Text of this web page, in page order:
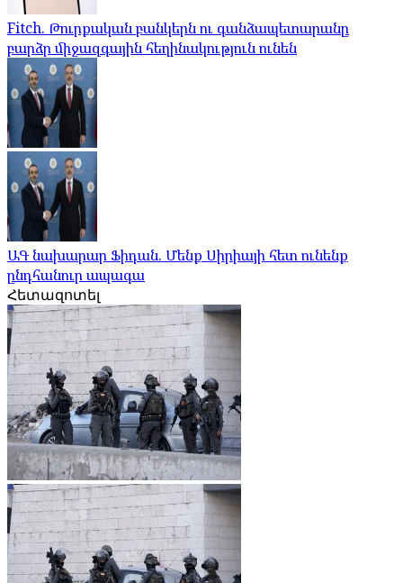
Fitch. Թուրքական բանկերն ու գանձապետարանը
բարձր միջազգային հեղինակություն ունեն
ԱԳ նախարար Ֆիդան. Մենք Սիրիայի հետ ունենք
ընդհանուր ապագա
Հետազոտել